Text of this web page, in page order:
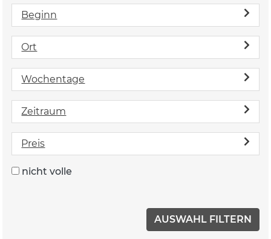
Beginn
Ort
Wochentage
Zeitraum
Preis
nicht volle